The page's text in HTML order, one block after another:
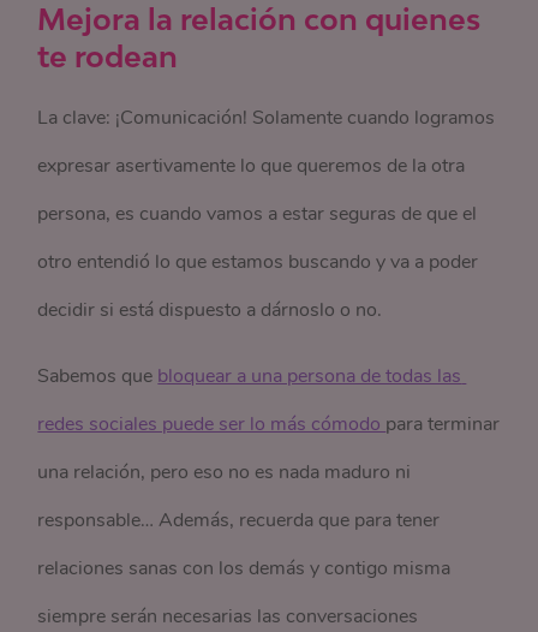
Mejora la relación con quienes
te rodean
La clave: ¡Comunicación! Solamente cuando logramos
expresar asertivamente lo que queremos de la otra
persona, es cuando vamos a estar seguras de que el
otro entendió lo que estamos buscando y va a poder
decidir si está dispuesto a dárnoslo o no.
Sabemos que bloquear a una persona de todas las
redes sociales puede ser lo más cómodo para terminar
una relación, pero eso no es nada maduro ni
responsable… Además, recuerda que para tener
relaciones sanas con los demás y contigo misma
siempre serán necesarias las conversaciones